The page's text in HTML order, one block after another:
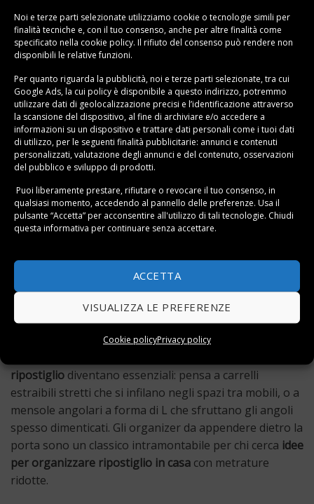
Noi e terze parti selezionate utilizziamo cookie o tecnologie simili per
finalità tecniche e, con il tuo consenso, anche per altre finalità come
specificato nella cookie policy. Il rifiuto del consenso può rendere non
disponibili le relative funzioni.
Per quanto riguarda la pubblicità, noi e terze parti selezionate, tra cui
Google Ads, la cui policy è disponibile a questo indirizzo, potremmo
utilizzare dati di geolocalizzazione precisi e l’identificazione attraverso
la scansione del dispositivo, al fine di archiviare e/o accedere a
informazioni su un dispositivo e trattare dati personali come i tuoi dati
di utilizzo, per le seguenti finalità pubblicitarie: annunci e contenuti
personalizzati, valutazione degli annunci e del contenuto, osservazioni
del pubblico e sviluppo di prodotti.
Puoi liberamente prestare, rifiutare o revocare il tuo consenso, in
qualsiasi momento, accedendo al pannello delle preferenze. Usa il
pulsante “Accetta” per acconsentire all'utilizzo di tali tecnologie. Chiudi
questa informativa per continuare senza accettare.
ACCETTA
VISUALIZZA LE PREFERENZE
Cookie policyPrivacy policy
Per i cavi elettrici, considera contenitori specifici o
fascette per evitare grovigli. Questaorganizzazione
ripostiglioper categorie non solo mantiene l’ordine, ma
evitando acquisti duplicati.
Organizzare un ripostiglio piccolo: trucchi
salva-spazio
organizzare ripostiglio piccolo, ogni centimetro
ripostiglio diventano essenziali: pensa a carrelli
estraibili stretti che si infilano negli spazi tra mobili, o a
mensole angolari a forma di L che sfruttano gli angoli
spesso dimenticati. Gli organizer da appendere dietro la
porta sono un classico intramontabile per chi cerca idee
per organizzare ripostiglio in casa con metrature
ridotte.